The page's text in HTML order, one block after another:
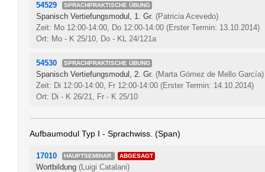
54529 SPRACHPRAKTISCHE ÜBUNG
Spanisch Vertiefungsmodul, 1. Gr. (Patricia Acevedo)
Zeit: Mo 12:00-14:00, Do 12:00-14:00 (Erster Termin: 13.10.2014)
Ort: Mo - K 25/10, Do - KL 24/121a
54530 SPRACHPRAKTISCHE ÜBUNG
Spanisch Vertiefungsmodul, 2. Gr. (Marta Gómez de Mello García)
Zeit: Di 12:00-14:00, Fr 12:00-14:00 (Erster Termin: 14.10.2014)
Ort: Di - K 26/21, Fr - K 25/10
Aufbaumodul Typ I - Sprachwiss. (Span)
17010 HAUPTSEMINAR ABGESAGT
Wortbildung (Luigi Catalani)